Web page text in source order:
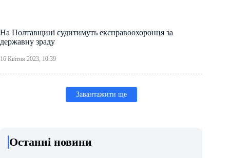
На Полтавщині судитимуть експравоохоронця за
державну зраду
16 Квітня 2023, 10:39
Завантажити ще
Останні новини